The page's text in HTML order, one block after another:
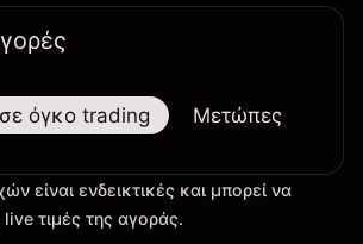
όγκο trading Μετώπες
είναι ενδεικτικές και μπορεί να
τιμές της αγοράς.